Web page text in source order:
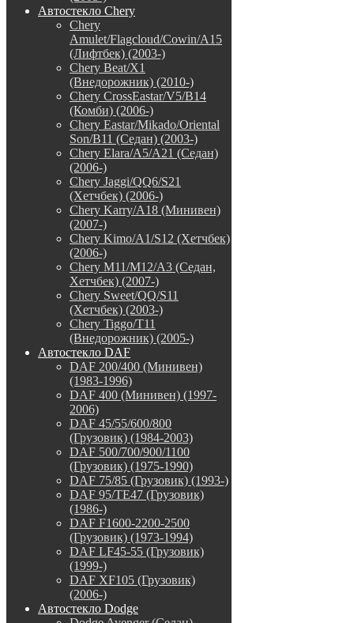
Автостекло Chery
Chery
Amulet/Flagcloud/Cowin/A15
(Лифтбек) (2003-)
Chery Beat/X1
(Внедорожник) (2010-)
Chery CrossEastar/V5/B14
(Комби) (2006-)
Chery Eastar/Mikado/Oriental
Son/B11 (Седан) (2003-)
Chery Elara/A5/A21 (Седан)
(2006-)
Chery Jaggi/QQ6/S21
(Хетчбек) (2006-)
Chery Karry/A18 (Минивен)
(2007-)
Chery Kimo/A1/S12 (Хетчбек)
(2006-)
Chery M11/M12/A3 (Седан,
Хетчбек) (2007-)
Chery Sweet/QQ/S11
(Хетчбек) (2003-)
Chery Tiggo/T11
(Внедорожник) (2005-)
Автостекло DAF
DAF 200/400 (Минивен)
(1983-1996)
DAF 400 (Минивен) (1997-
2006)
DAF 45/55/600/800
(Грузовик) (1984-2003)
DAF 500/700/900/1100
(Грузовик) (1975-1990)
DAF 75/85 (Грузовик) (1993-)
DAF 95/TE47 (Грузовик)
(1986-)
DAF F1600-2200-2500
(Грузовик) (1973-1994)
DAF LF45-55 (Грузовик)
(1999-)
DAF XF105 (Грузовик)
(2006-)
Автостекло Dodge